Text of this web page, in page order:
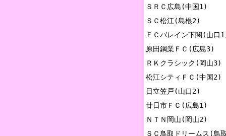
ＳＲＣ広島(中国1)
ＳＣ松江(島根2)
ＦＣバレイン下関(山口
原田鋼業ＦＣ(広島3)
ＲＫクラシック(岡山3)
松江シティＦＣ(中国2)
日立笠戸(山口2)
廿日市ＦＣ(広島1)
ＮＴＮ岡山(岡山2)
ＳＣ鳥取ドリームス(鳥